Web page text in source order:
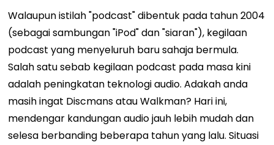
Walaupun istilah "podcast" dibentuk pada tahun 2004
(sebagai sambungan "iPod" dan "siaran"), kegilaan
podcast yang menyeluruh baru sahaja bermula.
Salah satu sebab kegilaan podcast pada masa kini
adalah peningkatan teknologi audio. Adakah anda
masih ingat Discmans atau Walkman? Hari ini,
mendengar kandungan audio jauh lebih mudah dan
selesa berbanding beberapa tahun yang lalu. Situasi